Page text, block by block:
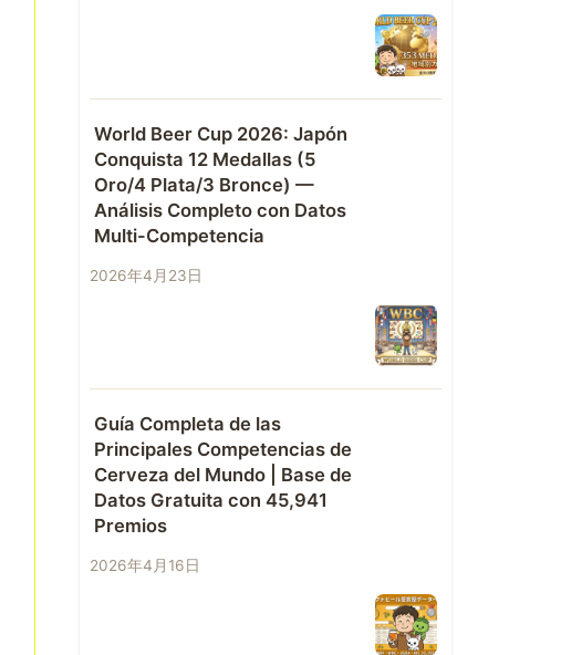
World Beer Cup 2026: Japón
Conquista 12 Medallas (5
Oro/4 Plata/3 Bronce) —
Análisis Completo con Datos
Multi-Competencia
2026年4月23日
Guía Completa de las
Principales Competencias de
Cerveza del Mundo | Base de
Datos Gratuita con 45,941
Premios
2026年4月16日